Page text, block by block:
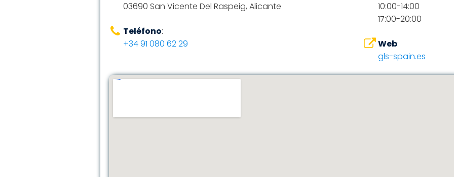
03690 San Vicente Del Raspeig, Alicante
Teléfono:
+34 91 080 62 29
10:00-14:00
17:00-20:00
Web:
gls-spain.es